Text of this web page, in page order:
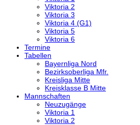
Viktoria 2
Viktoria 3
Viktoria 4 (G1)
Viktoria 5
Viktoria 6
Termine
Tabellen
Bayernliga Nord
Bezirksoberliga Mfr.
Kreisliga Mitte
Kreisklasse B Mitte
Mannschaften
Neuzugänge
Viktoria 1
Viktoria 2